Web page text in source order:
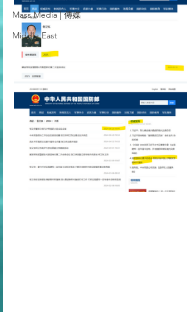
Mass Media | 傳媒
Middle East